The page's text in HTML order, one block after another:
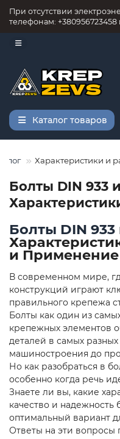
При отсутствии
телефонам: +380956723458
Каталог товаров
Блог Характеристики и
Болты DIN 933
Болты DIN 933
и Применение
В современном мире,
конструкций играют
правильного крепежа
Болты как один из
крепежных элементов
деталей в самых разных
машиностроения до
Но как разобраться в
особенно когда речь
Знаете ли вы, какие
качество и надежность
оптимальный вариант
Ответы на эти вопросы